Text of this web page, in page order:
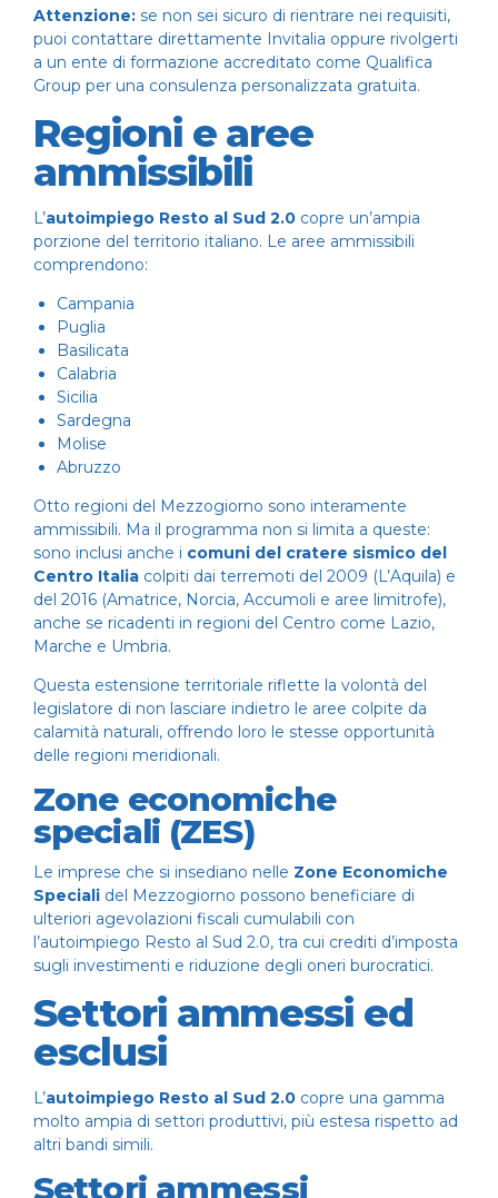
Attenzione: se non sei sicuro di rientrare nei requisiti,
puoi contattare direttamente
Invitalia oppure rivolgerti
a un ente di formazione accreditato come Qualifica
Group per una consulenza personalizzata gratuita.
Regioni e aree
ammissibili
L’autoimpiego Resto al Sud 2.0 copre un’ampia
porzione del territorio italiano. Le aree ammissibili
comprendono:
Campania
Puglia
Basilicata
Calabria
Sicilia
Sardegna
Molise
Abruzzo
Otto regioni del Mezzogiorno sono interamente
ammissibili. Ma il programma non si limita a queste:
sono inclusi anche i comuni del cratere sismico del
Centro Italia colpiti dai terremoti del 2009 (L’Aquila) e
del 2016 (Amatrice, Norcia, Accumoli e aree limitrofe),
anche se ricadenti in regioni del Centro come Lazio,
Marche e Umbria.
Questa estensione territoriale riflette la volontà del
legislatore di non lasciare indietro le aree colpite da
calamità naturali, offrendo loro le stesse opportunità
delle regioni meridionali.
Zone economiche
speciali (ZES)
Le imprese che si insediano nelle Zone Economiche
Speciali del Mezzogiorno possono beneficiare di
ulteriori agevolazioni fiscali cumulabili con
l’autoimpiego Resto al Sud 2.0, tra cui crediti d’imposta
sugli investimenti e riduzione degli oneri burocratici.
Settori ammessi ed
esclusi
L’autoimpiego Resto al Sud 2.0 copre una gamma
molto ampia di settori produttivi, più estesa rispetto ad
altri bandi simili.
Settori ammessi